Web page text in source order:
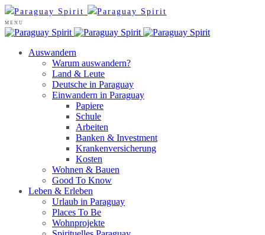
MENU
Auswandern
Warum auswandern?
Land & Leute
Deutsche in Paraguay
Einwandern in Paraguay
Papiere
Schule
Arbeiten
Banken & Investment
Krankenversicherung
Kosten
Wohnen & Bauen
Good To Know
Leben & Erleben
Urlaub in Paraguay
Places To Be
Wohnprojekte